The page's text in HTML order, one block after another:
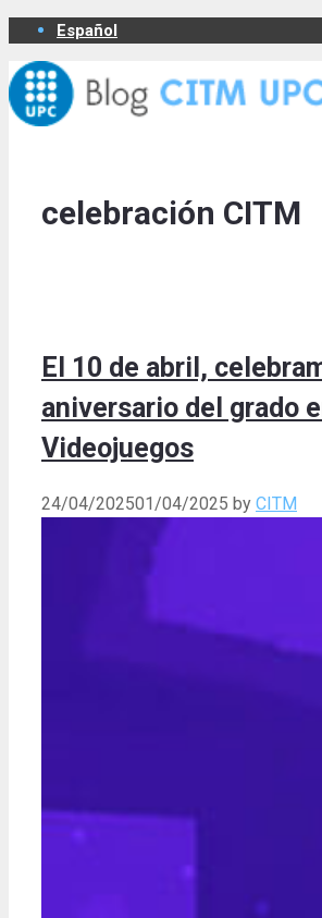
Skip
content
Español
celebración CITM
El 10 de abril,
aniversario del grado
Videojuegos
24/04/202501/04/2025 by CITM